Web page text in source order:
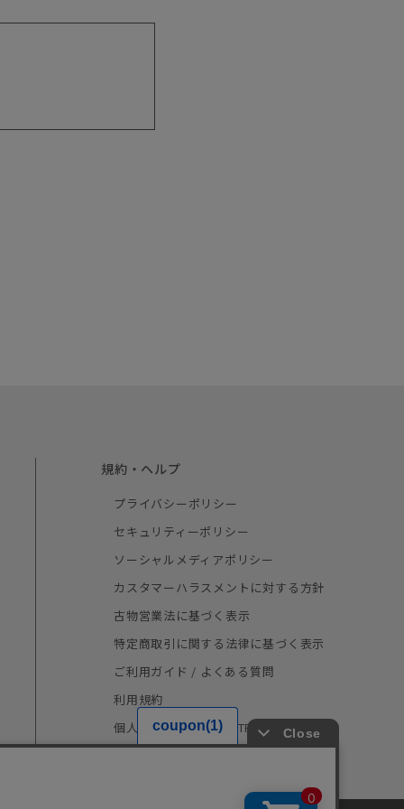
規約・ヘルプ
プライバシーポリシー
セキュリティーポリシー
ソーシャルメディアポリシー
カスタマーハラスメントに対する方針
古物営業法に基づく表示
特定商取引に関する法律に基づく表示
ご利用ガイド / よくある質問
利用規約
個人情報の取り扱い（TRUSTe）